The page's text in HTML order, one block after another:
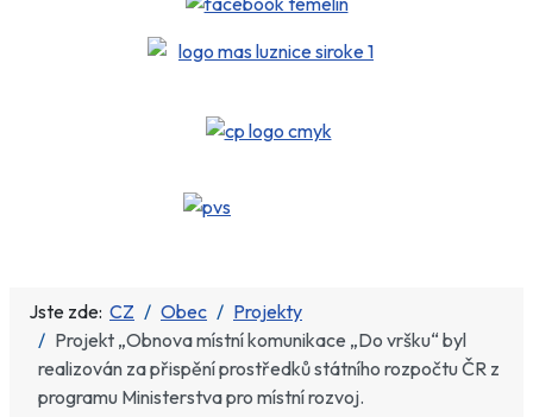
Jste zde: CZ Obec
Projekty
Projekt „Obnova místní komunikace „Do vršku“ byl
realizován za přispění prostředků státního rozpočtu ČR z
programu Ministerstva pro místní rozvoj.